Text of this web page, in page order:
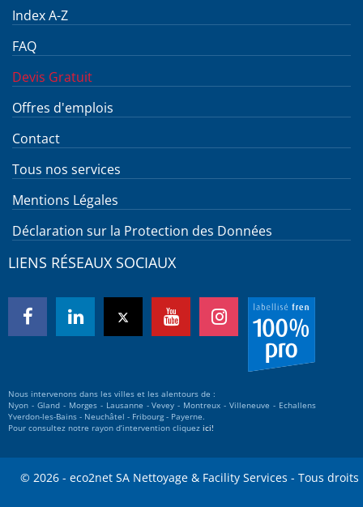
Index A-Z
FAQ
Devis Gratuit
Offres d'emplois
Contact
Tous nos services
Mentions Légales
Déclaration sur la Protection des Données
LIENS RÉSEAUX SOCIAUX
Nous intervenons dans les villes et les alentours de :
Nyon - Gland - Morges - Lausanne - Vevey - Montreux - Villeneuve - Echallens
Yverdon-les-Bains - Neuchâtel - Fribourg - Payerne.
Pour consultez notre rayon d’intervention cliquez ici!
© 2026 - eco2net SA Nettoyage & Facility Services - Tous droits